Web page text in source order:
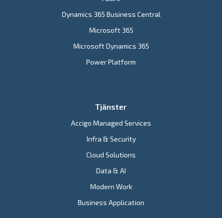
Dynamics 365 Business Central
Microsoft 365
Microsoft Dynamics 365
Power Platform
Tjänster
Accigo Managed Services
Infra & Security
Cloud Solutions
Data & AI
Modern Work
Business Application